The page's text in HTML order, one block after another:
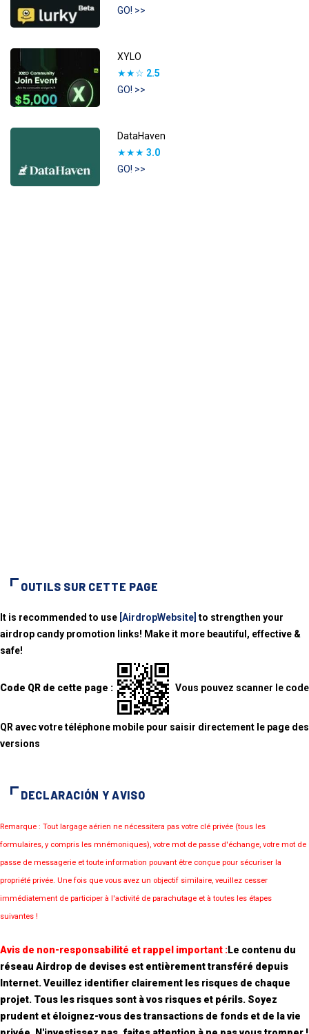
GO! >>
XYLO
★★☆ 2.5
GO! >>
DataHaven
★★★ 3.0
GO! >>
OUTILS SUR CETTE PAGE
It is recommended to use [AirdropWebsite] to strengthen your
airdrop candy promotion links! Make it more beautiful, effective &
safe!
Code QR de cette page : Vous pouvez scanner le code
QR avec votre téléphone mobile pour saisir directement le page des
versions
DECLARACIÓN Y AVISO
Remarque : Tout largage aérien ne nécessitera pas votre clé privée (tous les
formulaires, y compris les mnémoniques), votre mot de passe d'échange, votre mot de
passe de messagerie et toute information pouvant être conçue pour sécuriser la
propriété privée. Une fois que vous avez un objectif similaire, veuillez cesser
immédiatement de participer à l'activité de parachutage et à toutes les étapes
suivantes !
Avis de non-responsabilité et rappel important :Le contenu du
réseau Airdrop de devises est entièrement transféré depuis
Internet. Veuillez identifier clairement les risques de chaque
projet. Tous les risques sont à vos risques et périls. Soyez
prudent et éloignez-vous des transactions de fonds et de la vie